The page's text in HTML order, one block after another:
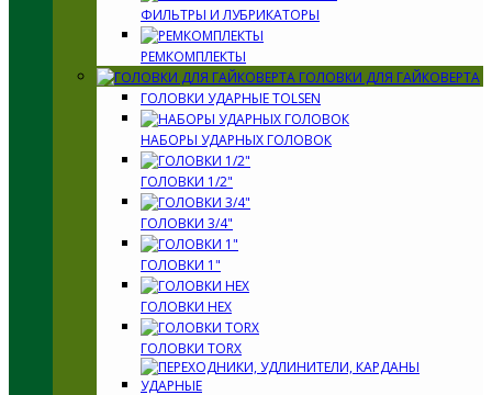
ФИЛЬТРЫ И ЛУБРИКАТОРЫ
РЕМКОМПЛЕКТЫ
ГОЛОВКИ ДЛЯ ГАЙКОВЕРТА
ГОЛОВКИ УДАРНЫЕ TOLSEN
НАБОРЫ УДАРНЫХ ГОЛОВОК
ГОЛОВКИ 1/2"
ГОЛОВКИ 3/4"
ГОЛОВКИ 1"
ГОЛОВКИ HEX
ГОЛОВКИ TORX